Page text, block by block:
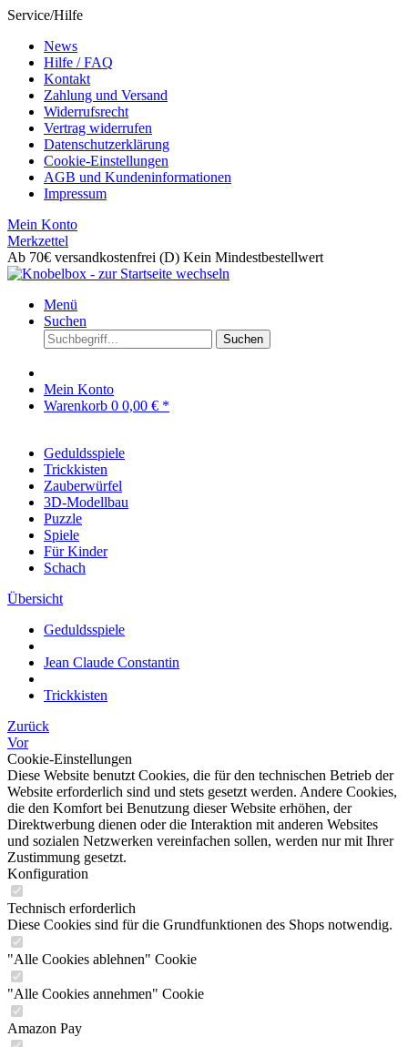
Service/Hilfe
News
Hilfe / FAQ
Kontakt
Zahlung und Versand
Widerrufsrecht
Vertrag widerrufen
Datenschutzerklärung
Cookie-Einstellungen
AGB und Kundeninformationen
Impressum
Mein Konto
Merkzettel
Ab 70€ versandkostenfrei (D) Kein Mindestbestellwert
Menü
Suchen
Suchen
Mein Konto
Warenkorb 0 0,00 € *
Geduldsspiele
Trickkisten
Zauberwürfel
3D-Modellbau
Puzzle
Spiele
Für Kinder
Schach
Übersicht
Geduldsspiele
Jean Claude Constantin
Trickkisten
Zurück
Vor
Cookie-Einstellungen
Diese Website benutzt Cookies, die für den technischen Betrieb der
Website erforderlich sind und stets gesetzt werden. Andere Cookies,
die den Komfort bei Benutzung dieser Website erhöhen, der
Direktwerbung dienen oder die Interaktion mit anderen Websites
und sozialen Netzwerken vereinfachen sollen, werden nur mit Ihrer
Zustimmung gesetzt.
Konfiguration
Technisch erforderlich
Diese Cookies sind für die Grundfunktionen des Shops notwendig.
"Alle Cookies ablehnen" Cookie
"Alle Cookies annehmen" Cookie
Amazon Pay